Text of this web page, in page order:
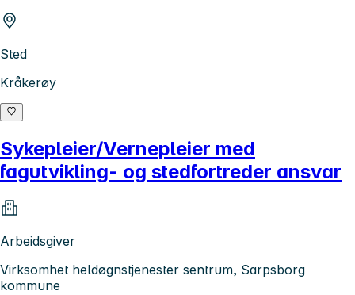
Sted
Kråkerøy
Sykepleier/Vernepleier med
fagutvikling- og stedfortreder ansvar
Arbeidsgiver
Virksomhet heldøgnstjenester sentrum, Sarpsborg
kommune